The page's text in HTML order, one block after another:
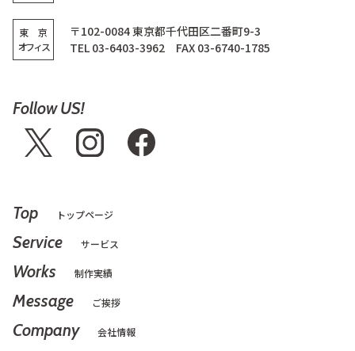
東 京
オフィス
〒102-0084 東京都千代田区二番町9-3
TEL 03-6403-3962 FAX 03-6740-1785
Follow US!
Top トップページ
Service サービス
Works 制作実績
Message ご挨拶
Company 会社情報